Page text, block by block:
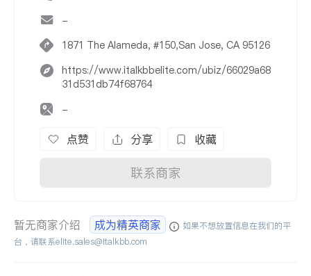
-
1871 The Alameda, #150,San Jose, CA 95126
https://www.italkbbelite.com/ubiz/66029a68
31d531db74f68764
-
点赞 分享 收藏
联系商家
暂无商家介绍 成为精英商家
如果不想放置信息在我们的平
台，请联系elite.sales@italkbb.com